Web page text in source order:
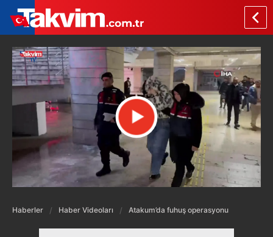
Haberler Haber Videoları Atakum’da fuhuş operasyonu